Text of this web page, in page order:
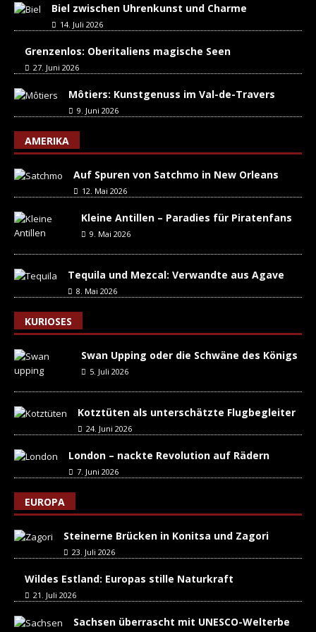
Biel zwischen Uhrenkunst und Charme
14. Juli 2026
Grenzenlos: Oberitaliens magische Seen
27. Juni 2026
Môtiers: Kunstgenuss im Val-de-Travers
9. Juni 2026
AMERIKA
Auf Spuren von Satchmo in New Orleans
12. Mai 2026
Kleine Antillen – Paradies für Piratenfans
9. Mai 2026
Tequila und Mezcal: Verwandte aus Agave
8. Mai 2026
KURIOSES
Swan Upping oder die Schwäne des Königs
5. Juli 2026
Kotztüten als unterschätzte Flugbegleiter
24. Juni 2026
London – nackte Revolution auf Rädern
7. Juni 2026
EUROPA
Steinerne Brücken in Konitsa und Zagori
23. Juli 2026
Wildes Estland: Europas stille Naturkraft
21. Juli 2026
Sachsen überrascht mit UNESCO-Welterbe